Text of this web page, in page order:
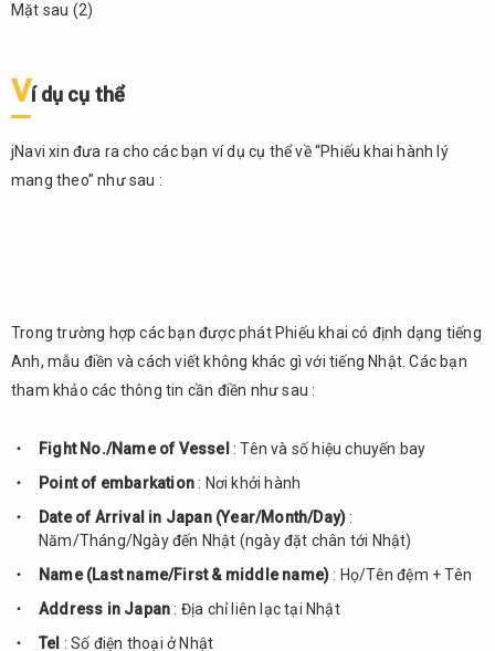
Mặt sau (2)
Ví dụ cụ thể
jNavi xin đưa ra cho các bạn ví dụ cụ thể về “Phiếu khai hành lý
mang theo” như sau :
Trong trường hợp các bạn được phát Phiếu khai có định dạng tiếng
Anh, mẫu điền và cách viết không khác gì với tiếng Nhật. Các bạn
tham khảo các thông tin cần điền như sau :
Fight No./Name of Vessel : Tên và số hiệu chuyến bay
Point of embarkation : Nơi khởi hành
Date of Arrival in Japan (Year/Month/Day) :
Năm/Tháng/Ngày đến Nhật (ngày đặt chân tới Nhật)
Name (Last name/First & middle name) : Họ/Tên đệm + Tên
Address in Japan : Địa chỉ liên lạc tại Nhật
Tel : Số điện thoại ở Nhật